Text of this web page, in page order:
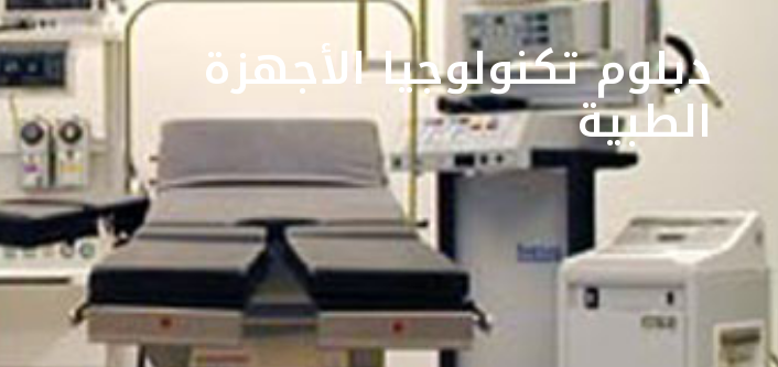
دبلوم تكنولوجيا الأجهزة
الطبية